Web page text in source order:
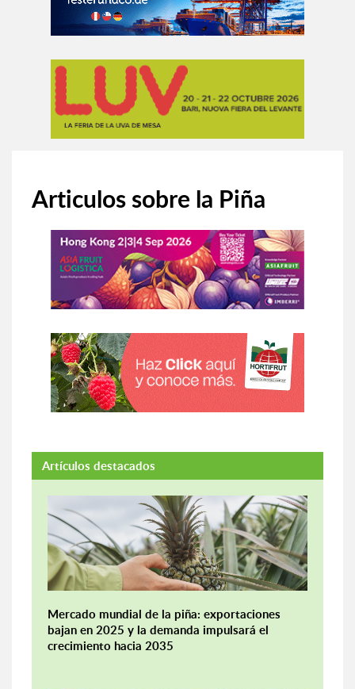
Articulos sobre la Piña
Artículos destacados
Mercado mundial de la piña: exportaciones
bajan en 2025 y la demanda impulsará el
crecimiento hacia 2035